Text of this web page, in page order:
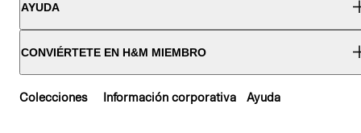
AYUDA
CONVIÉRTETE EN H&M MIEMBRO
Colecciones Información corporativa Ayuda